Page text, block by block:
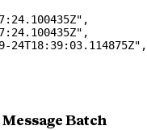
,
,
24T18:39:03.114875Z" ,
Batch